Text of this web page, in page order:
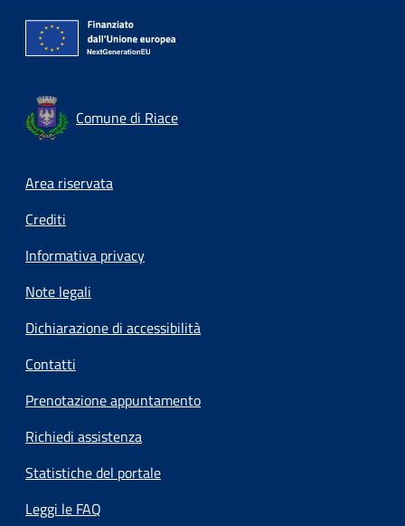
Comune di Riace
Footer menu
Area riservata
Crediti
Informativa privacy
Note legali
Dichiarazione di accessibilità
Contatti
Prenotazione appuntamento
Richiedi assistenza
Statistiche del portale
Leggi le FAQ